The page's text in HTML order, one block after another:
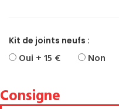
Kit de joints neufs :
Oui + 15 € Non
Consigne